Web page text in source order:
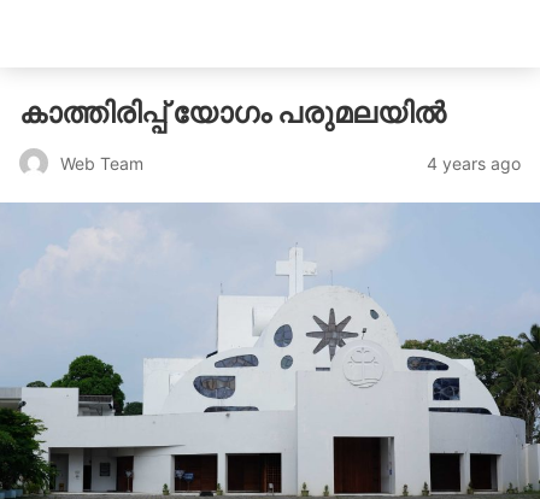
കാത്തിരിപ്പ് യോഗം പരുമലയില്‍
Web Team 4 years ago